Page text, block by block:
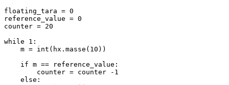
floating_tara = 0
reference_value = 0
counter = 20
while 1:
    m = int(hx.masse(10))
    if m == reference_value:
        counter = counter -1
    else: